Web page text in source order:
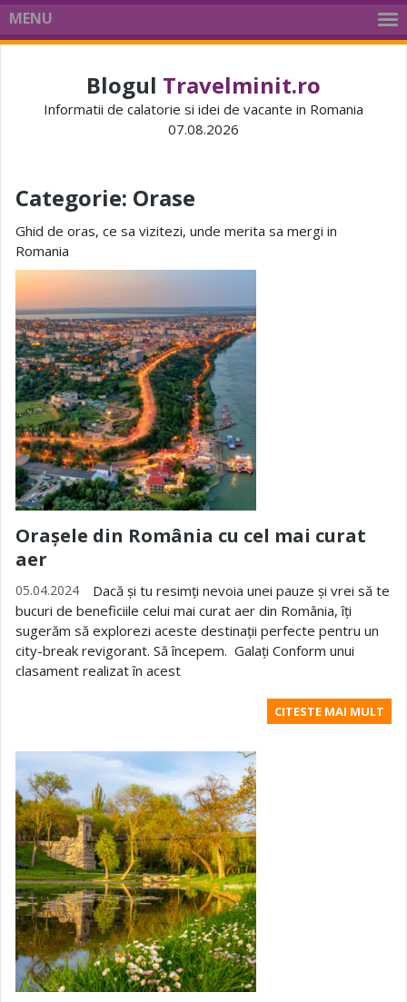
MENU
Blogul Travelminit.ro
Informatii de calatorie si idei de vacante in Romania
07.08.2026
Categorie: Orase
Ghid de oras, ce sa vizitezi, unde merita sa mergi in
Romania
Orașele din România cu cel mai curat
aer
05.04.2024
Dacă și tu resimți nevoia unei pauze și vrei să te
bucuri de beneficiile celui mai curat aer din România, îți
sugerăm să explorezi aceste destinații perfecte pentru un
city-break revigorant. Să începem. Galați Conform unui
clasament realizat în acest
CITESTE MAI MULT